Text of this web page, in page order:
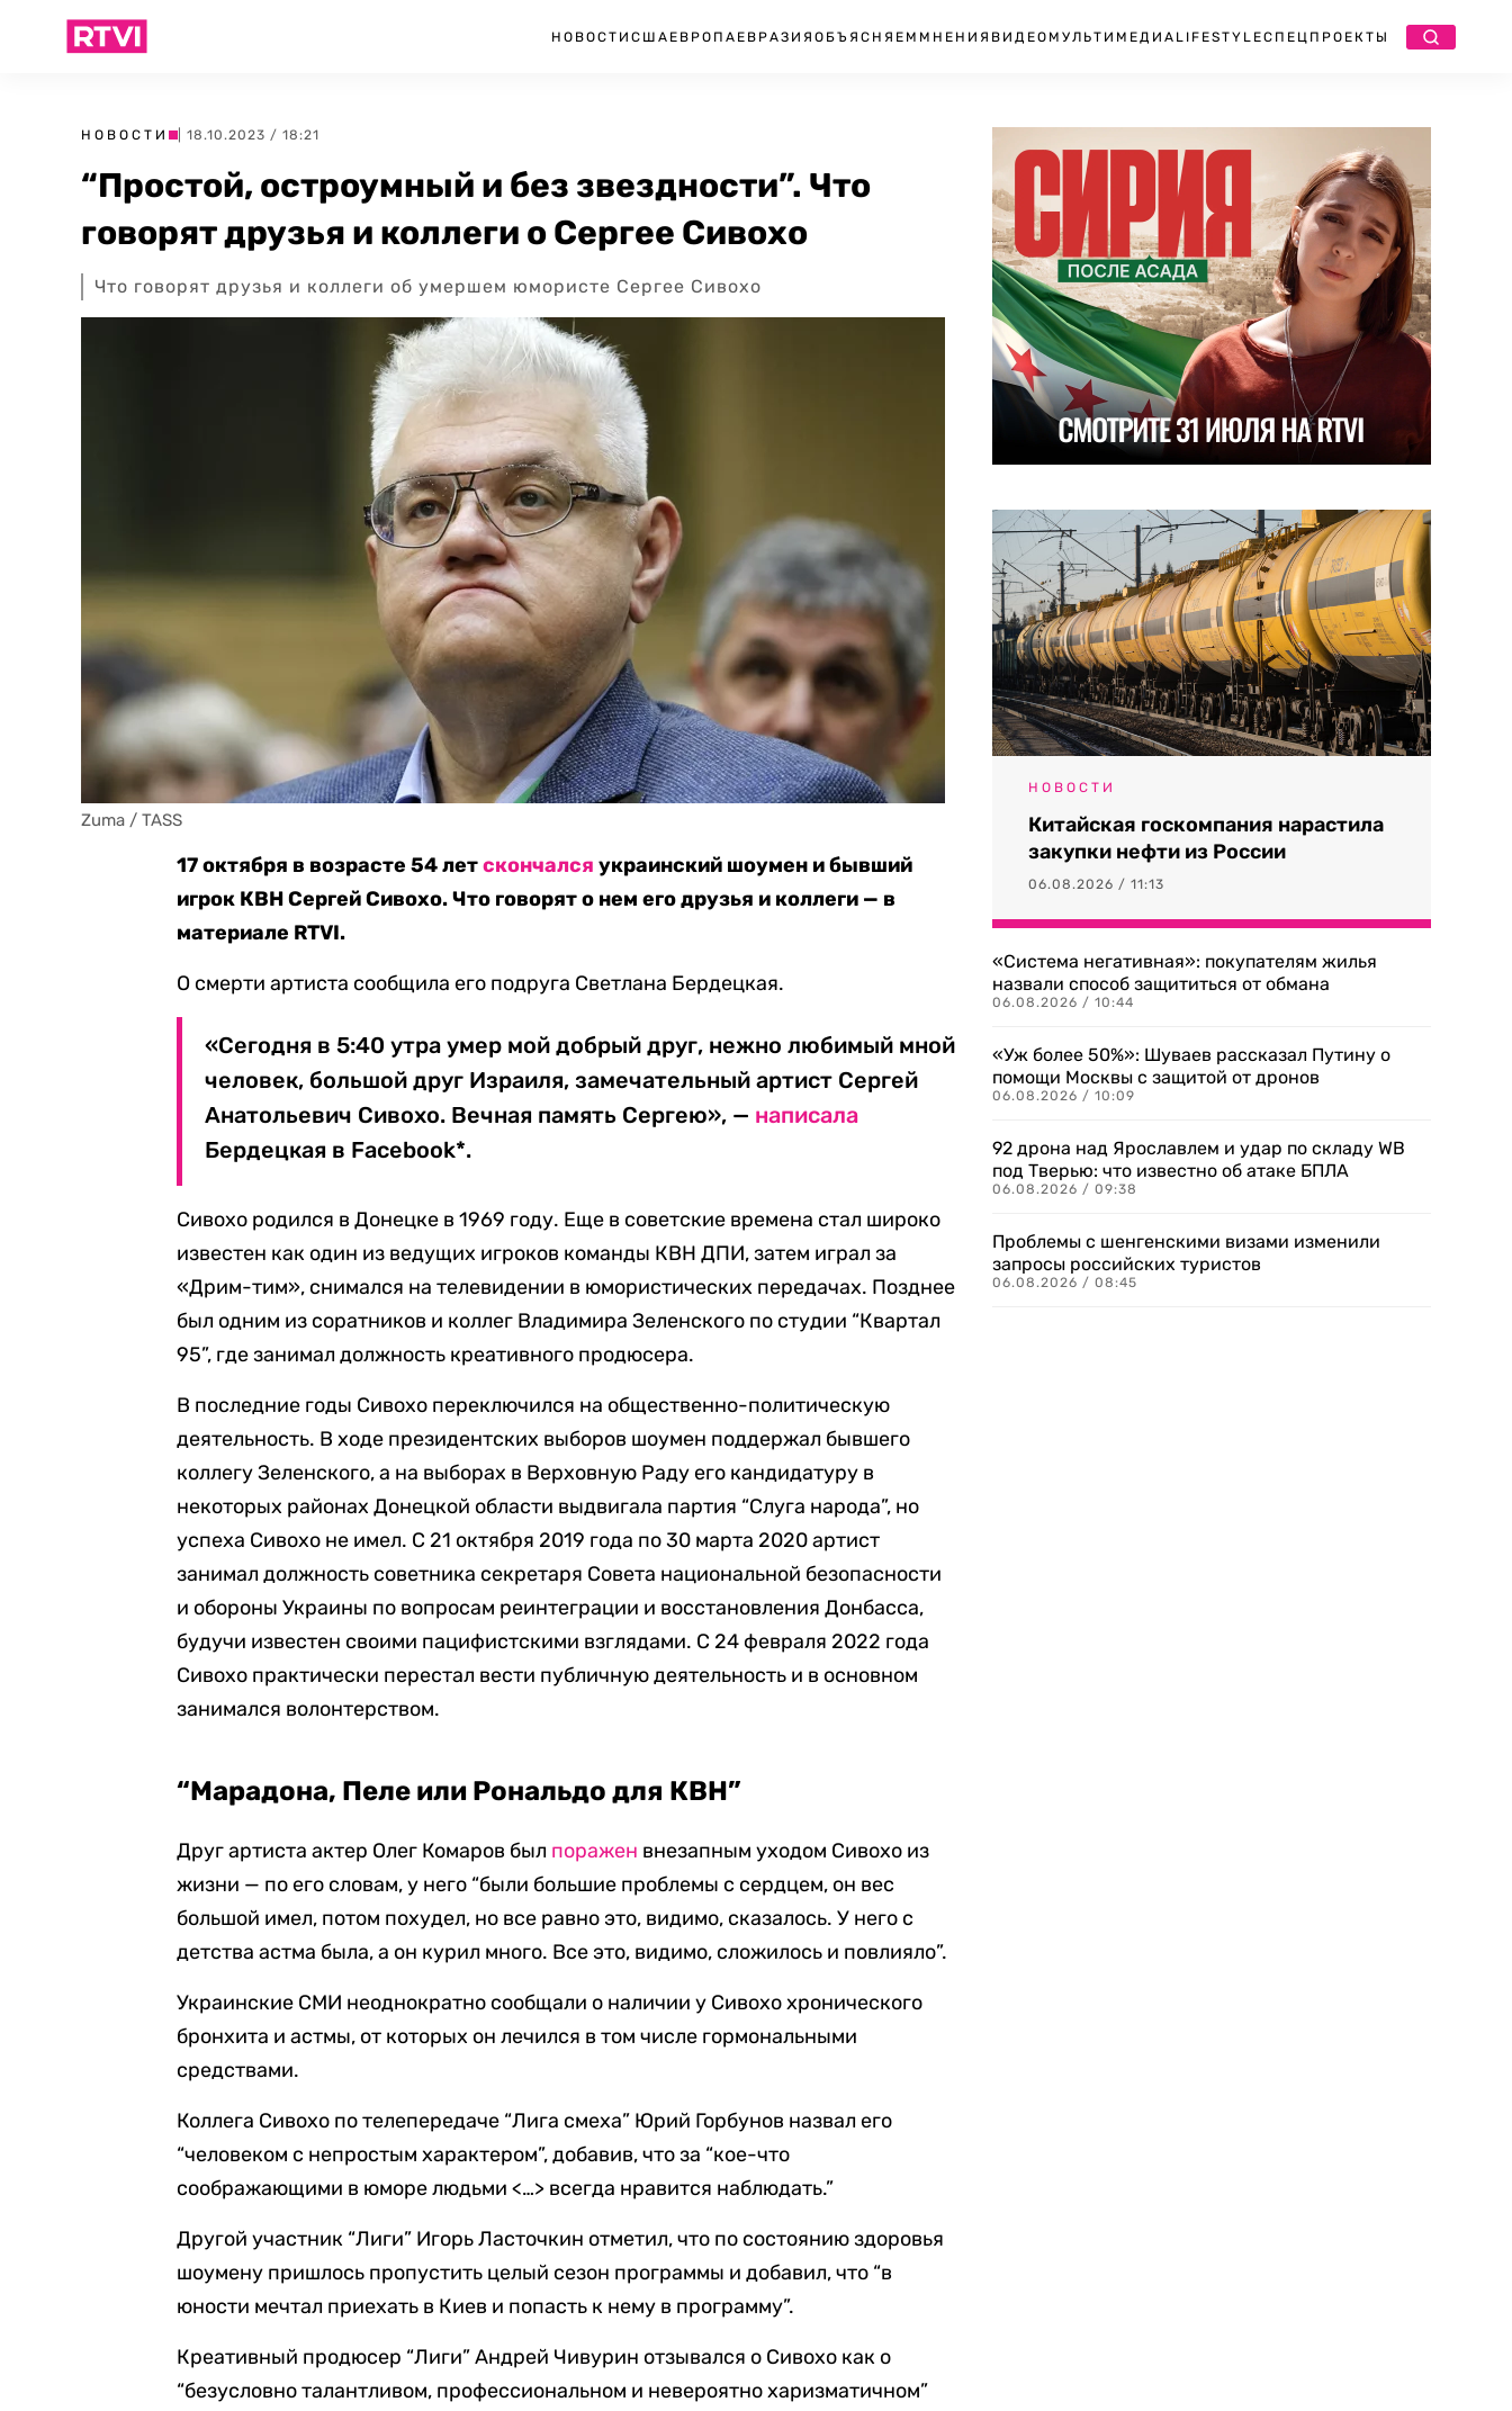
НОВОСТИ США ЕВРОПА ЕВРАЗИЯ ОБЪЯСНЯЕМ МНЕНИЯ ВИДЕО МУЛЬТИМЕДИА LIFESTYLEСПЕЦПРОЕКТЫ
НОВОСТИ | 18.10.2023 / 18:21
“Простой, остроумный и без звездности”. Что
говорят друзья и коллеги о Сергее Сивохо
Что говорят друзья и коллеги об умершем юмористе Сергее Сивохо
Zuma / TASS
17 октября в возрасте 54 летскончался украинский шоумен и бывший
игрок КВН Сергей Сивохо. Что говорят о нем его друзья и коллеги — в
материале RTVI.
О смерти артиста сообщила его подруга Светлана Бердецкая.
«Сегодня в 5:40 утра умер мой добрый друг, нежно любимый мной
человек, большой друг Израиля, замечательный артист Сергей
Анатольевич Сивохо. Вечная память Сергею», — написала
Бердецкая в Facebook*.
Сивохо родился в Донецке в 1969 году. Еще в советские времена стал широко
известен как один из ведущих игроков команды КВН ДПИ, затем играл за
«Дрим-тим», снимался на телевидении в юмористических передачах. Позднее
был одним из соратников и коллег Владимира Зеленского по студии “Квартал
95”, где занимал должность креативного продюсера.
В последние годы Сивохо переключился на общественно-политическую
деятельность. В ходе президентских выборов шоумен поддержал бывшего
коллегу Зеленского, а на выборах в Верховную Раду его кандидатуру в
некоторых районах Донецкой области выдвигала партия “Слуга народа”, но
успеха Сивохо не имел. С 21 октября 2019 года по 30 марта 2020 артист
занимал должность советника секретаря Совета национальной безопасности
и обороны Украины по вопросам реинтеграции и восстановления Донбасса,
будучи известен своими пацифистскими взглядами. С 24 февраля 2022 года
Сивохо практически перестал вести публичную деятельность и в основном
занимался волонтерством.
“Марадона, Пеле или Рональдо для КВН”
Друг артиста актер Олег Комаров был поражен внезапным уходом Сивохо из
жизни — по его словам, у него “были большие проблемы с сердцем, он вес
большой имел, потом похудел, но все равно это, видимо, сказалось. У него с
детства астма была, а он курил много. Все это, видимо, сложилось и повлияло”.
Украинские СМИ неоднократно сообщали о наличии у Сивохо хронического
бронхита и астмы, от которых он лечился в том числе гормональными
средствами.
Коллега Сивохо по телепередаче “Лига смеха” Юрий Горбунов назвал его
“человеком с непростым характером”, добавив, что за “кое-что
соображающими в юморе людьми <…> всегда нравится наблюдать.”
Другой участник “Лиги” Игорь Ласточкин отметил, что по состоянию здоровья
шоумену пришлось пропустить целый сезон программы и добавил, что “в
юности мечтал приехать в Киев и попасть к нему в программу”.
Креативный продюсер “Лиги” Андрей Чивурин отзывался о Сивохо как о
“безусловно талантливом, профессиональном и невероятно харизматичном”
НОВОСТИ
Китайская госкомпания нарастила
закупки нефти из России
06.08.2026 / 11:13
«Система негативная»: покупателям жилья
назвали способ защититься от обмана
06.08.2026 / 10:44
«Уж более 50%»: Шуваев рассказал Путину о
помощи Москвы с защитой от дронов
06.08.2026 / 10:09
92 дрона над Ярославлем и удар по складу WB
под Тверью: что известно об атаке БПЛА
06.08.2026 / 09:38
Проблемы с шенгенскими визами изменили
запросы российских туристов
06.08.2026 / 08:45